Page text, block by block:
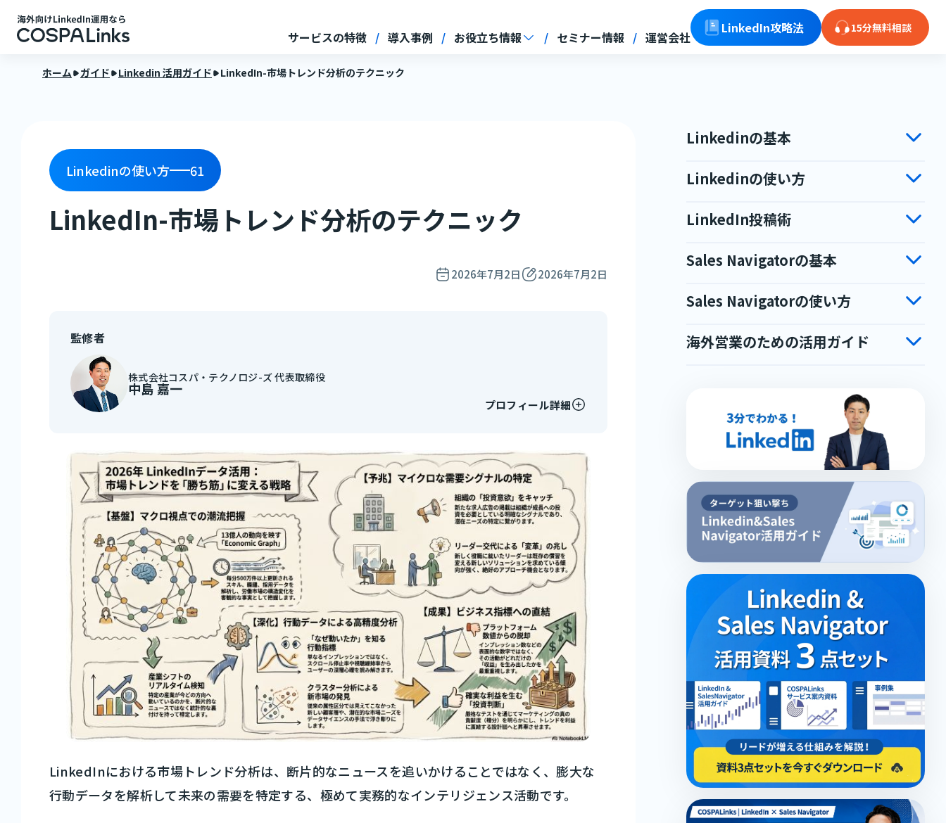
サービスの特徴 導入事例 お役立ち情報 セミナー情報 運営会社
LinkedIn攻略法 15分無料相談
ホーム ガイド Linkedin 活用ガイド LinkedIn-市場トレンド分析のテクニック
Linkedinの使い方 61
LinkedIn-市場トレンド分析のテクニック
2026年7月2日 2026年7月2日
監修者
株式会社コスパ・テクノロジ-ズ 代表取締役
中島 嘉一
プロフィール詳細
LinkedInにおける市場トレンド分析は、断片的なニュースを追いかけることではなく、膨大な
行動データを解析して未来の需要を特定する、極めて実務的なインテリジェンス活動です。
Linkedinの基本
Linkedinの使い方
LinkedIn投稿術
Sales Navigatorの基本
Sales Navigatorの使い方
海外営業のための活用ガイド